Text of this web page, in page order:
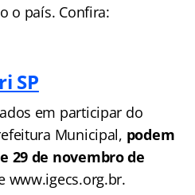
o país. Confira:
SP
em participar do
Municipal, podem
29 de novembro de
www.igecs.org.br.